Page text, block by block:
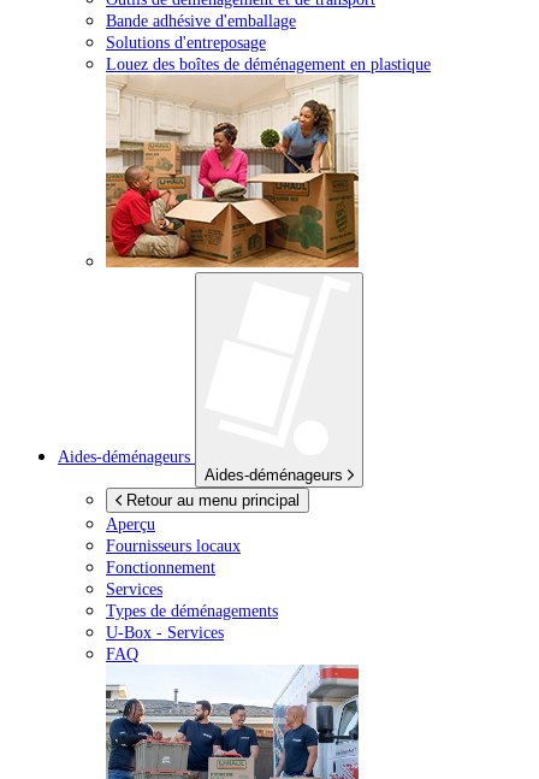
Bande adhésive d'emballage
Solutions d'entreposage
Louez des boîtes de déménagement en plastique
Aides-déménageurs
Aides-déménageurs
Retour au menu principal
Aperçu
Fournisseurs locaux
Fonctionnement
Services
Types de déménagements
U-Box - Services
FAQ